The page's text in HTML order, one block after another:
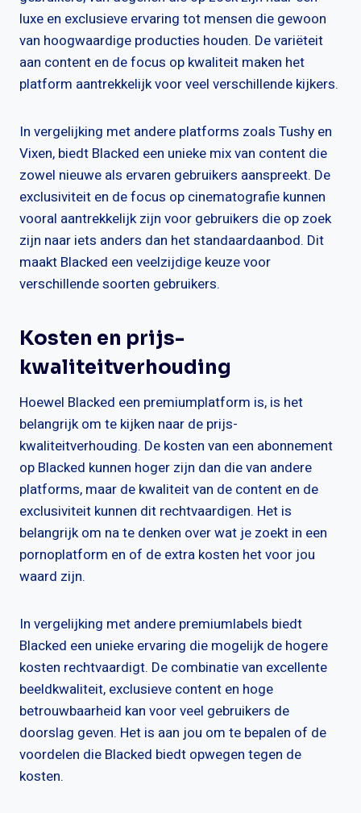
luxe en exclusieve ervaring tot mensen die gewoon
van hoogwaardige producties houden. De variëteit
aan content en de focus op kwaliteit maken het
platform aantrekkelijk voor veel verschillende kijkers.
In vergelijking met andere platforms zoals Tushy en
Vixen, biedt Blacked een unieke mix van content die
zowel nieuwe als ervaren gebruikers aanspreekt. De
exclusiviteit en de focus op cinematografie kunnen
vooral aantrekkelijk zijn voor gebruikers die op zoek
zijn naar iets anders dan het standaardaanbod. Dit
maakt Blacked een veelzijdige keuze voor
verschillende soorten gebruikers.
Kosten en prijs-
kwaliteitverhouding
Hoewel Blacked een premiumplatform is, is het
belangrijk om te kijken naar de prijs-
kwaliteitverhouding. De kosten van een abonnement
op Blacked kunnen hoger zijn dan die van andere
platforms, maar de kwaliteit van de content en de
exclusiviteit kunnen dit rechtvaardigen. Het is
belangrijk om na te denken over wat je zoekt in een
pornoplatform en of de extra kosten het voor jou
waard zijn.
In vergelijking met andere premiumlabels biedt
Blacked een unieke ervaring die mogelijk de hogere
kosten rechtvaardigt. De combinatie van excellente
beeldkwaliteit, exclusieve content en hoge
betrouwbaarheid kan voor veel gebruikers de
doorslag geven. Het is aan jou om te bepalen of de
voordelen die Blacked biedt opwegen tegen de
kosten.